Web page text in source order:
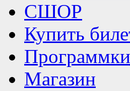
СШОР
Купить
Программки
Магазин